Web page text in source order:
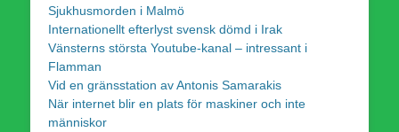
Sjukhusmorden i Malmö
Internationellt efterlyst svensk dömd i Irak
Vänsterns största Youtube-kanal – intressant i
Flamman
Vid en gränsstation av Antonis Samarakis
När internet blir en plats för maskiner och inte
människor